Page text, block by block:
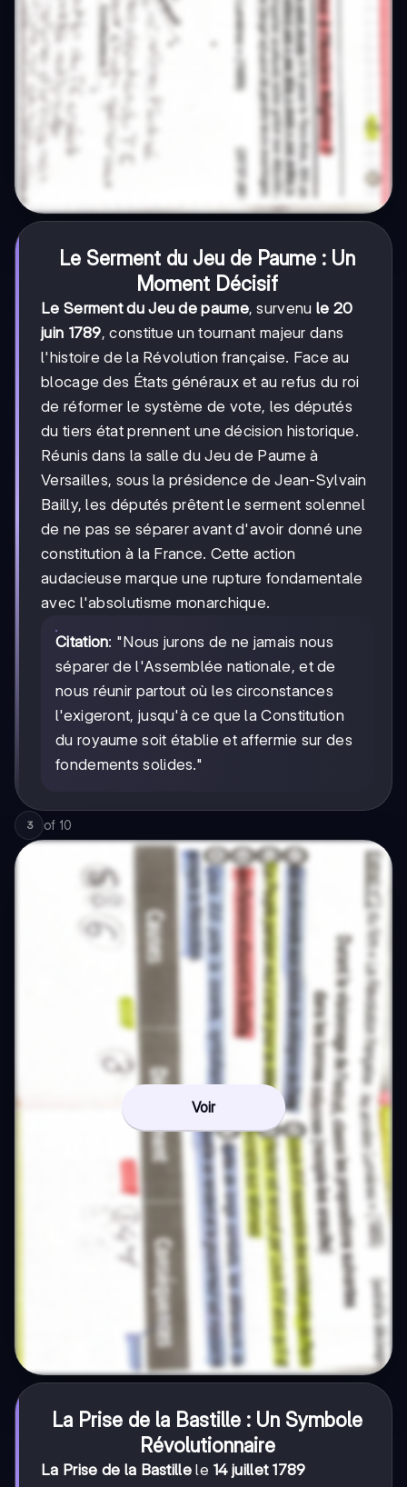
Le Serment du Jeu de Paume : Un
Moment Décisif
Le Serment du Jeu de paume, survenu le 20
juin 1789, constitue un tournant majeur dans
l'histoire de la Révolution française. Face au
blocage des États généraux et au refus du roi
de réformer le système de vote, les députés
du tiers état prennent une décision historique.
Réunis dans la salle du Jeu de Paume à
Versailles, sous la présidence de Jean-Sylvain
Bailly, les députés prêtent le serment solennel
de ne pas se séparer avant d'avoir donné une
constitution à la France. Cette action
audacieuse marque une rupture fondamentale
avec l'absolutisme monarchique.
Citation: "Nous jurons de ne jamais nous
séparer de l'Assemblée nationale, et de
nous réunir partout où les circonstances
l'exigeront, jusqu'à ce que la Constitution
du royaume soit établie et affermie sur des
fondements solides."
3 of 10
Voir
La Prise de la Bastille : Un Symbole
Révolutionnaire
La Prise de la Bastillele 14 juillet 1789